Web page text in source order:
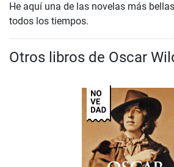
He aquí una de las novelas más
todos los tiempos.
Otros libros de Oscar